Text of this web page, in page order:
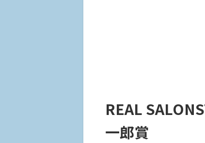
REAL
一郎賞